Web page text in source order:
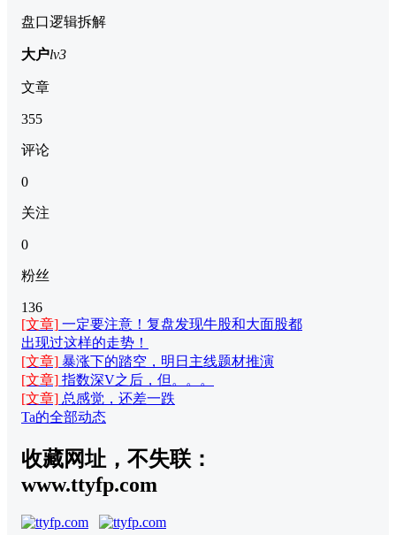
盘口逻辑拆解
大户lv3
文章
355
评论
0
关注
0
粉丝
136
[文章] 一定要注意！复盘发现牛股和大面股都
出现过这样的走势！
[文章] 暴涨下的踏空，明日主线题材推演
[文章] 指数深V之后，但。。。
[文章] 总感觉，还差一跌
Ta的全部动态
收藏网址，不失联：
www.ttyfp.com